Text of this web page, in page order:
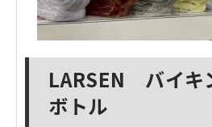
LARSEN バイキ
ボトル